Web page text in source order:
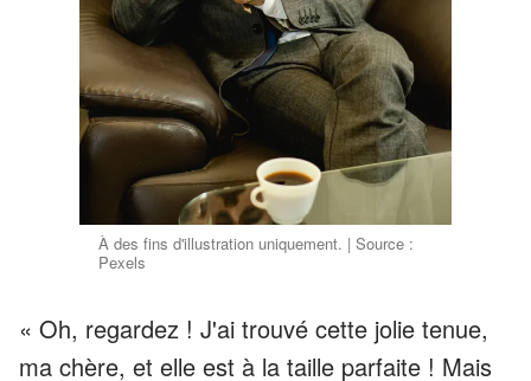
À des fins d'illustration uniquement. | Source :
Pexels
« Oh, regardez ! J'ai trouvé cette jolie tenue,
ma chère, et elle est à la taille parfaite ! Mais